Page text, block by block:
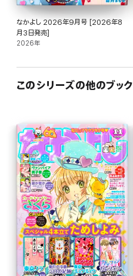
なかよし 2026年9月号 [2026年8
月3日発売]
2026年
このシリーズの他のブック